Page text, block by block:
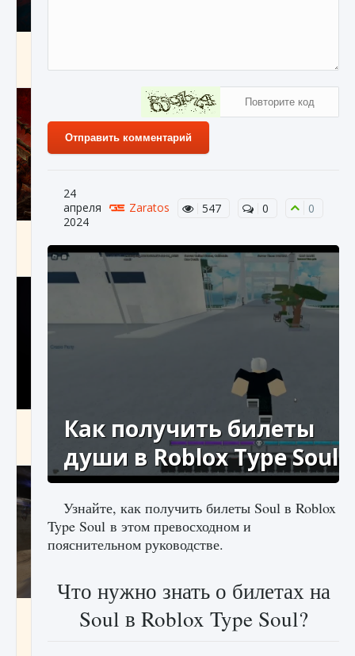
9 августа 2024 1 266 0 0
9 августа 2024 1 337 0 0
Как получить Thunder Egg в Stardew Valley
1 244 0 0
Как исправить неработающие награды For
Отправить комментарий
24
апреля
2024
Zaratos 547 0 0
Как получить билеты
души в Roblox Type Soul
Узнайте, как получить билеты Soul в Roblox
Type Soul в этом превосходном и
пояснительном руководстве.
Что нужно знать о билетах на
Soul в Roblox Type Soul?